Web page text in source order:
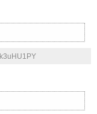
k3uHU1PY